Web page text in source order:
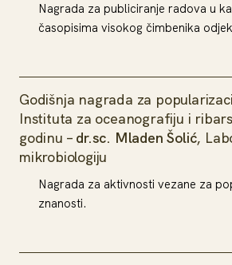
Nagrada za publiciranje radova u
časopisima visokog čimbenika
Godišnja nagrada za
Instituta za oceanografiju i
godinu – dr.sc. Mladen Šolić,
mikrobiologiju
Nagrada za aktivnosti vezane za
znanosti.